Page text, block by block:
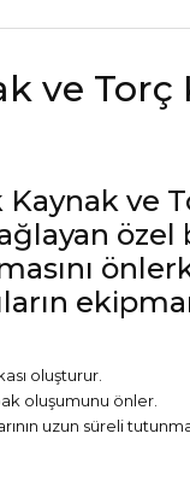
ve Torç
ve
oluşturur.
oluşumunu önler.
uzun süreli